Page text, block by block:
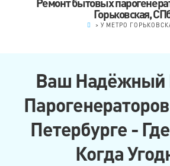
Горьковская,
>У МЕТРО
Ваш Надёжный
Петербурге -
Когда